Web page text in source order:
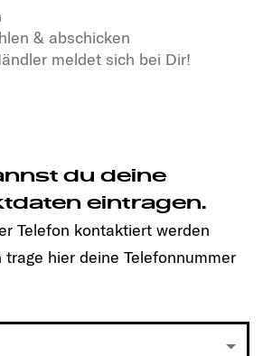
& abschicken
meldet sich bei Dir!
geht es:
& abschicken
meldet sich bei Dir!
du deine
eintragen.
Telefon kontaktiert werden
hier deine Telefonnummer